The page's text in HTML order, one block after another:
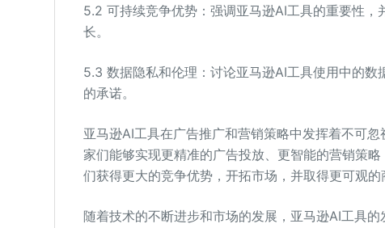
5.2 可持续竞争优势：强调亚马逊AI工具的重要性
长。
5.3 数据隐私和伦理：讨论亚马逊AI工具使用中的
的承诺。
亚马逊AI工具在广告推广和营销策略中发挥着不可
家们能够实现更精准的广告投放、更智能的营销策
们获得更大的竞争优势，开拓市场，并取得更可观的
随着技术的不断进步和市场的发展，亚马逊AI工具